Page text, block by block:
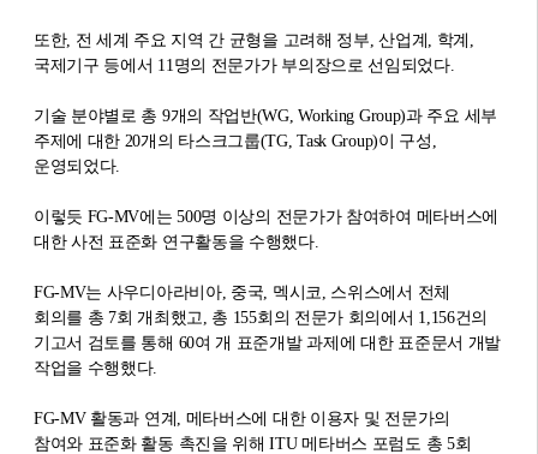
또한, 전 세계 주요 지역 간 균형을 고려해 정부, 산업계, 학계,
국제기구 등에서 11명의 전문가가 부의장으로 선임되었다.
기술 분야별로 총 9개의 작업반(WG, Working Group)과 주요 세부
주제에 대한 20개의 타스크그룹(TG, Task Group)이 구성,
운영되었다.
이렇듯 FG-MV에는 500명 이상의 전문가가 참여하여 메타버스에
대한 사전 표준화 연구활동을 수행했다.
FG-MV는 사우디아라비아, 중국, 멕시코, 스위스에서 전체
회의를 총 7회 개최했고, 총 155회의 전문가 회의에서 1,156건의
기고서 검토를 통해 60여 개 표준개발 과제에 대한 표준문서 개발
작업을 수행했다.
FG-MV 활동과 연계, 메타버스에 대한 이용자 및 전문가의
참여와 표준화 활동 촉진을 위해 ITU 메타버스 포럼도 총 5회